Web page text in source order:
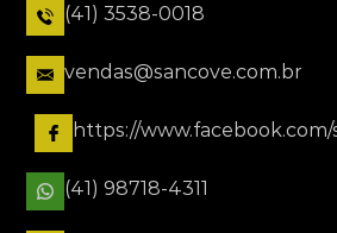
(41) 3538-0018
vendas@sancove.com.br
https://
(41) 98718-4311